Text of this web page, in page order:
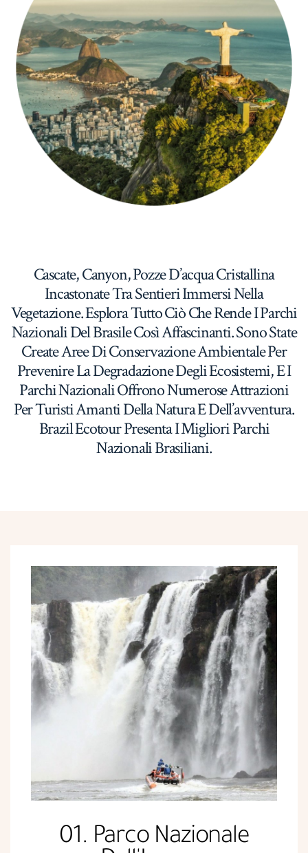
Cascate, Canyon, Pozze D’acqua Cristallina
Incastonate Tra Sentieri Immersi Nella
Vegetazione. Esplora Tutto Ciò Che Rende I Parchi
Nazionali Del Brasile Così Affascinanti. Sono State
Create Aree Di Conservazione Ambientale Per
Prevenire La Degradazione Degli Ecosistemi, E I
Parchi Nazionali Offrono Numerose Attrazioni
Per Turisti Amanti Della Natura E Dell’avventura.
Brazil Ecotour Presenta I Migliori Parchi
Nazionali Brasiliani.
01. Parco Nazionale